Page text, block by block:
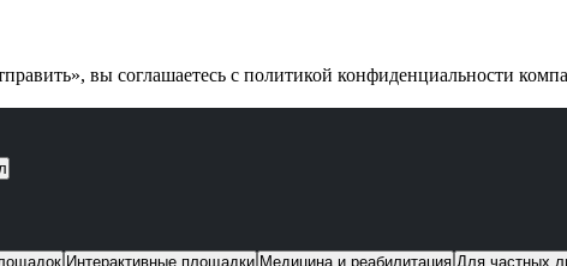
вы соглашаетесь с политикой конфиденциальности
Интерактивные площадки Медицина и реабилитация Для частных